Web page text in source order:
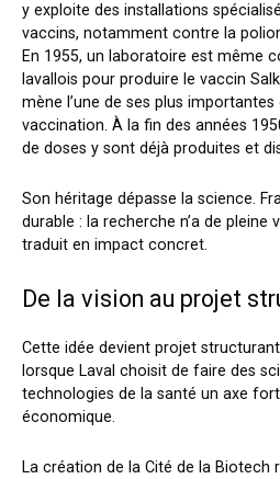
y exploite des installations
vaccins, notamment contre la
En 1955, un laboratoire est même
lavallois pour produire le vaccin
mène l’une de ses plus
vaccination. À la fin des années
de doses y sont déjà produites et
Son héritage dépasse la science.
durable : la recherche n’a de pleine
traduit en impact concret.
De la vision au projet
Cette idée devient projet
lorsque Laval choisit de faire des
technologies de la santé un axe
économique.
La création de la Cité de la Biotech